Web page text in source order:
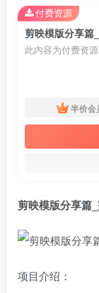
剪映模版分享篇
此内容为付费资
半价会
付费资源
剪映模版分享篇
项目介绍：